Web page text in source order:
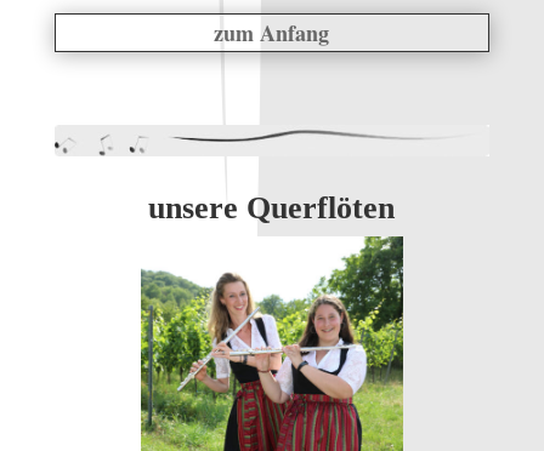
zum Anfang
unsere Querflöten